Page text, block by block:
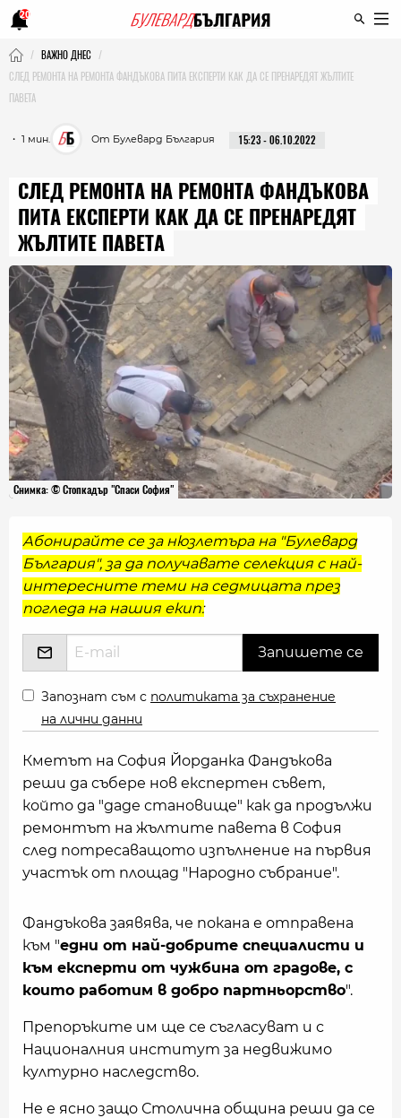
20
ВАЖНО ДНЕС
СЛЕД РЕМОНТА НА РЕМОНТА ФАНДЪКОВА ПИТА ЕКСПЕРТИ КАК ДА СЕ ПРЕНАРЕДЯТ ЖЪЛТИТЕ
ПАВЕТА
・ 1 мин. От Булевард България 15:23 - 06.10.2022
СЛЕД РЕМОНТА НА РЕМОНТА ФАНДЪКОВА
ПИТА ЕКСПЕРТИ КАК ДА СЕ ПРЕНАРЕДЯТ
ЖЪЛТИТЕ ПАВЕТА
Снимка: © Стопкадър "Спаси София"
Абонирайте се за нюзлетъра на "Булевард
България", за да получавате селекция с най-
интересните теми на седмицата през
погледа на нашия екип:
Запознат съм с политиката за съхранение
на лични данни
Кметът на София Йорданка Фандъкова
реши да събере нов експертен съвет,
който да "даде становище" как да продължи
ремонтът на жълтите павета в София
след потресаващото изпълнение на първия
участък от площад "Народно събрание".
Фандъкова заявява, че покана е отправена
към "едни от най-добрите специалисти и
към експерти от чужбина от градове, с
които работим в добро партньорство".
Препоръките им ще се съгласуват и с
Националния институт за недвижимо
културно наследство.
Не е ясно защо Столична община реши да се